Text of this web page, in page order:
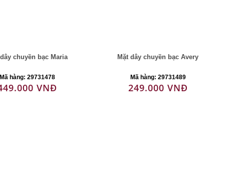
chuyền bạc Maria
Mã hàng: 29731478
VNĐ
Mặt dây chuyền bạc Avery
Mã hàng: 29731489
249.000 VNĐ